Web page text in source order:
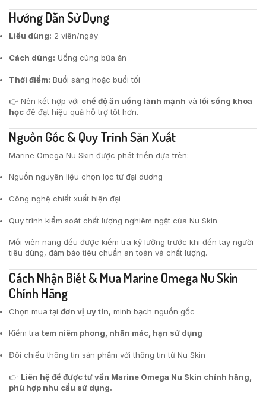
Hướng Dẫn Sử Dụng
Liều dùng: 2 viên/ngày
Cách dùng: Uống cùng bữa ăn
Thời điểm: Buổi sáng hoặc buổi tối
👉 Nên kết hợp với chế độ ăn uống lành mạnh và lối sống khoa
học để đạt hiệu quả hỗ trợ tốt hơn.
Nguồn Gốc & Quy Trình Sản Xuất
Marine Omega Nu Skin được phát triển dựa trên:
Nguồn nguyên liệu chọn lọc từ đại dương
Công nghệ chiết xuất hiện đại
Quy trình kiểm soát chất lượng nghiêm ngặt của Nu Skin
Mỗi viên nang đều được kiểm tra kỹ lưỡng trước khi đến tay người
tiêu dùng, đảm bảo tiêu chuẩn an toàn và chất lượng.
Cách Nhận Biết & Mua Marine Omega Nu Skin
Chính Hãng
Chọn mua tại đơn vị uy tín, minh bạch nguồn gốc
Kiểm tra tem niêm phong, nhãn mác, hạn sử dụng
Đối chiếu thông tin sản phẩm với thông tin từ Nu Skin
👉 Liên hệ để được tư vấn Marine Omega Nu Skin chính hãng,
phù hợp nhu cầu sử dụng.